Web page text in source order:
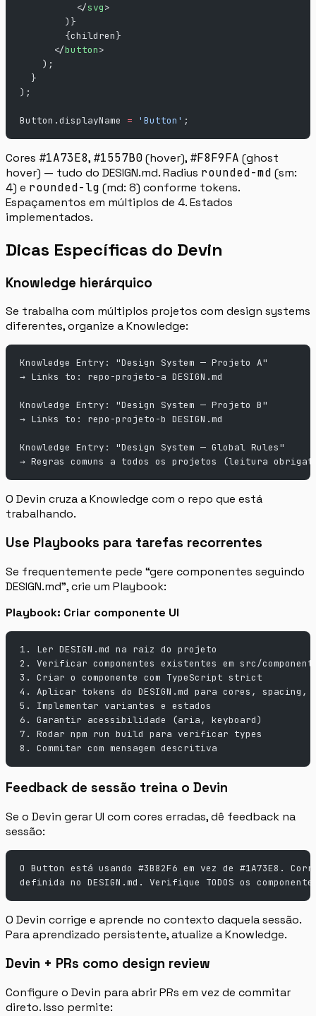
          </
svg>
        )}
        {children}
      </
button>
    );
  }
);
Button.displayName = 'Button' ;
Cores #1A73E8, #1557B0(hover), #F8F9FA (ghost
hover) — tudo do DESIGN.md. Radius rounded-md (sm:
4) e rounded-lg (md: 8) conforme tokens.
Espaçamentos em múltiplos de 4. Estados
implementados.
Dicas Específicas do Devin
Knowledge hierárquico
Se trabalha com múltiplos projetos com design systems
diferentes, organize a Knowledge:
Knowledge Entry: "Design System — Projeto A"
→ Links to: repo-projeto-a DESIGN.md
Knowledge Entry: "Design System — Projeto B"
→ Links to: repo-projeto-b DESIGN.md
Knowledge Entry: "Design System — Global Rules"
→ Regras comuns a todos os projetos (leitura
O Devin cruza a Knowledge com o repo que está
trabalhando.
Use Playbooks para tarefas recorrentes
Se frequentemente pede “gere componentes seguindo
DESIGN.md”, crie um Playbook:
Playbook: Criar componente UI
1. Ler DESIGN.md na raiz do projeto
2. Verificar componentes existentes em src/
3. Criar o componente com TypeScript strict
4. Aplicar tokens do DESIGN.md para cores, spacing,
5. Implementar variantes e estados
6. Garantir acessibilidade (aria, keyboard)
7. Rodar npm run build para verificar types
8. Commitar com mensagem descritiva
Feedback de sessão treina o Devin
Se o Devin gerar UI com cores erradas, dê feedback na
sessão:
O Button está usando #3B82F6 em vez de #1A73E8.
definida no DESIGN.md. Verifique TODOS os
O Devin corrige e aprende no contexto daquela sessão.
Para aprendizado persistente, atualize a Knowledge.
Devin + PRs como design review
Configure o Devin para abrir PRs em vez de commitar
direto. Isso permite: